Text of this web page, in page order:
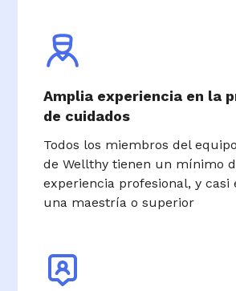
Amplia experiencia en la
de cuidados
Todos los miembros del
de Wellthy tienen un mínimo
experiencia profesional, y casi
una maestría o superior